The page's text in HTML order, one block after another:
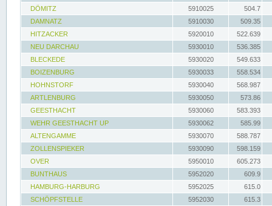
DÖMITZ
5910025
504.7
DAMNATZ
5910030
509.35
HITZACKER
5920010
522.639
NEU DARCHAU
5930010
536.385
BLECKEDE
5930020
549.633
BOIZENBURG
5930033
558.534
HOHNSTORF
5930040
568.987
ARTLENBURG
5930050
573.86
GEESTHACHT
5930060
583.393
WEHR GEESTHACHT UP
5930062
585.99
ALTENGAMME
5930070
588.787
ZOLLENSPIEKER
5930090
598.159
OVER
5950010
605.273
BUNTHAUS
5952020
609.9
HAMBURG-HARBURG
5952025
615.0
SCHÖPFSTELLE
5952030
615.3